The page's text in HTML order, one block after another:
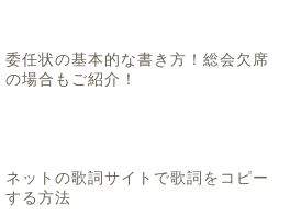
委任状の基本的な書き方！総会欠席
の場合もご紹介！
ネットの歌詞サイトで歌詞をコピー
する方法